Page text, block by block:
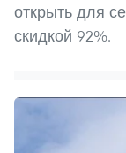
открыть для
скидкой 92%.